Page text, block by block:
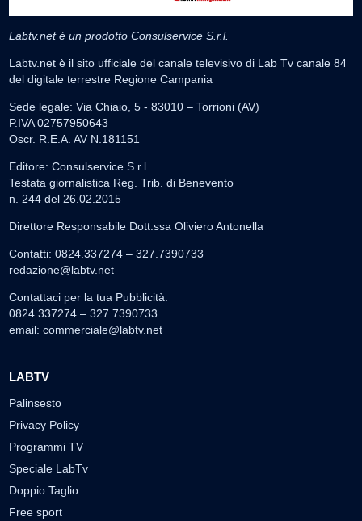
Labtv.net è un prodotto Consulservice S.r.l.
Labtv.net è il sito ufficiale del canale televisivo di Lab Tv canale 84
del digitale terrestre Regione Campania
Sede legale: Via Chiaio, 5 - 83010 – Torrioni (AV)
P.IVA 02757950643
Oscr. R.E.A. AV N.181151
Editore: Consulservice S.r.l.
Testata giornalistica Reg. Trib. di Benevento
n. 244 del 26.02.2015
Direttore Responsabile Dott.ssa Oliviero Antonella
Contatti: 0824.337274 – 327.7390733
redazione@labtv.net
Contattaci per la tua Pubblicità:
0824.337274 – 327.7390733
email: commerciale@labtv.net
LABTV
Palinsesto
Privacy Policy
Programmi TV
Speciale LabTv
Doppio Taglio
Free sport